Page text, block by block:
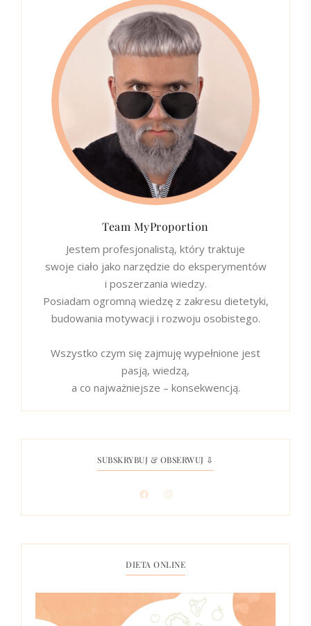
Team MyProportion
Jestem profesjonalistą, który traktuje
swoje ciało jako narzędzie do eksperymentów
i poszerzania wiedzy.
Posiadam ogromną wiedzę z zakresu dietetyki,
budowania motywacji i rozwoju osobistego.
Wszystko czym się zajmuję wypełnione jest
pasją, wiedzą,
a co najważniejsze – konsekwencją.
SUBSKRYBUJ & OBSERWUJ ⇩
DIETA ONLINE